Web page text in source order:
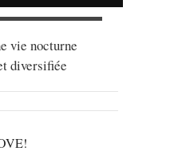
vie nocturne
diversifiée